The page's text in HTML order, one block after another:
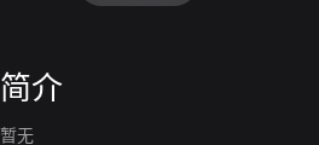
简介
暂无